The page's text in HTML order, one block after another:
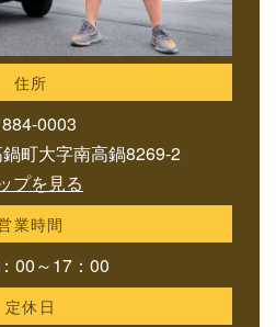
住所
0003
町大字南高鍋8269-2
プを見る
業時間
00～17：00
定休日